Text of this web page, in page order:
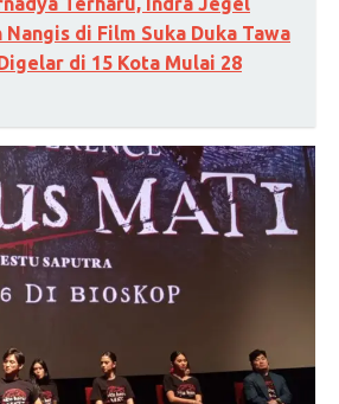
di Film Suka Duka Tawa
di 15 Kota Mulai 28